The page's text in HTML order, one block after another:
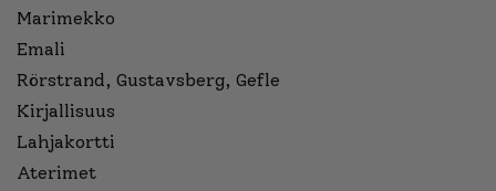
Marimekko
Emali
Rörstrand, Gustavsberg, Gefle
Kirjallisuus
Lahjakortti
Aterimet